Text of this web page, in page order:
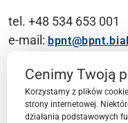
tel. +48 534 653 001
e-mail:
Contact
Cenimy Twoją
Korzystamy z plików
strony internetowej.
działania podstawowych